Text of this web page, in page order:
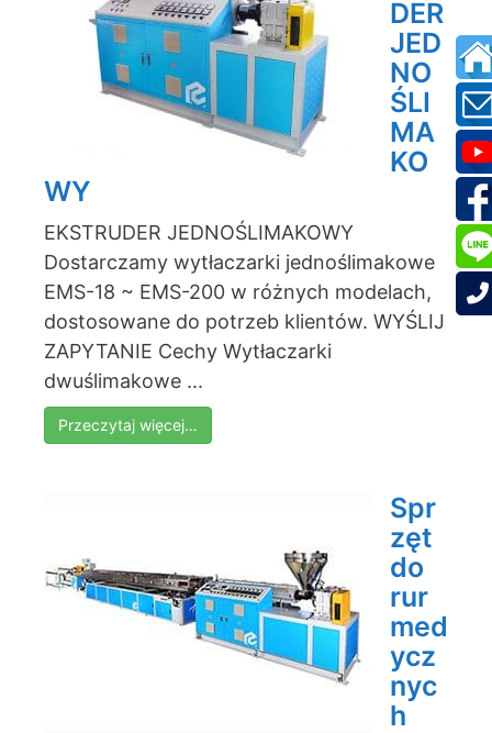
DER
JED
NO
ŚLI
MA
KO
WY
EKSTRUDER JEDNOŚLIMAKOWY
Dostarczamy wytłaczarki jednoślimakowe
EMS-18 ~ EMS-200 w różnych modelach,
dostosowane do potrzeb klientów. WYŚLIJ
ZAPYTANIE Cechy Wytłaczarki
dwuślimakowe ...
Przeczytaj więcej…
Spr
zęt
do
rur
med
ycz
nyc
h